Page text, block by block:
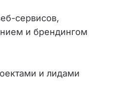
сервисов,
и брендингом
и лидами